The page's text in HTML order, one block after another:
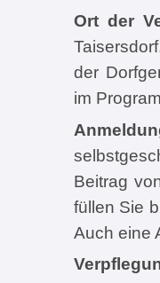
Ort der
der
im
Beitrag
füllen Sie
Auch eine